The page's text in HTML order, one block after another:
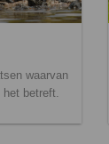
waarvan
betreft.